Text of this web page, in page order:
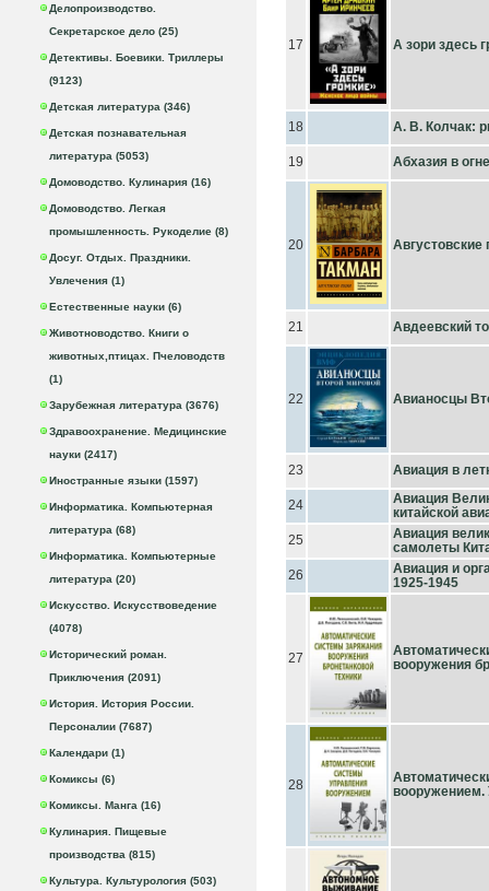
Делопроизводство.
Секретарское дело (25)
Детективы. Боевики. Триллеры
(9123)
Детская литература (346)
Детская познавательная
литература (5053)
Домоводство. Кулинария (16)
Домоводство. Легкая
промышленность. Рукоделие (8)
Досуг. Отдых. Праздники.
Увлечения (1)
Естественные науки (6)
Животноводство. Книги о
животных,птицах. Пчеловодств
(1)
Зарубежная литература (3676)
Здравоохранение. Медицинские
науки (2417)
Иностранные языки (1597)
Информатика. Компьютерная
литература (68)
Информатика. Компьютерные
литература (20)
Искусство. Искусствоведение
(4078)
Исторический роман.
Приключения (2091)
История. История России.
Персоналии (7687)
Календари (1)
Комиксы (6)
Комиксы. Манга (16)
Кулинария. Пищевые
производства (815)
Культура. Культурология (503)
17 А зори здесь
18 А. В. Колчак:
19 Абхазия в
20 Августовские
21 Авдеевский
22 Авианосцы
23 Авиация в
24
Авиация
китайской
25
Авиация
самолеты
26
Авиация и
1925-1945
27
вооружения
28
вооружением.